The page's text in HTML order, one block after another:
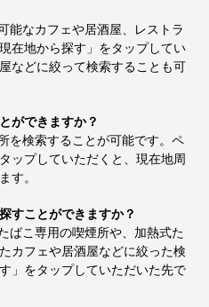
能なカフェや居酒屋、レストラ
在地から探す」をタップしてい
などに絞って検索することも可
ができますか？
を検索することが可能です。ペ
ップしていただくと、現在地周
す。
すことができますか？
ばこ専用の喫煙所や、加熱式た
カフェや居酒屋などに絞った検
」をタップしていただいた先で